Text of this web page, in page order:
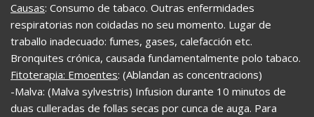
Causas: Consumo de tabaco. Outras enfermidades
respiratorias non coidadas no seu momento. Lugar de
traballo inadecuado: fumes, gases, calefacción etc.
Bronquites crónica, causada fundamentalmente polo tabaco.
Fitoterapia: Emoentes: (Ablandan as concentracions)
-Malva: (Malva sylvestris) Infusion durante 10 minutos de
duas culleradas de follas secas por cunca de auga. Para